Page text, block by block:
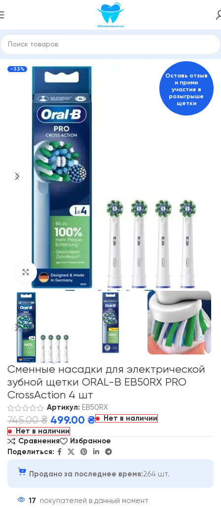
Главная Насадки для зубной щетки и ирригатора ORAL-B
-33%
Click to enlarge
Оставь отзыв
и прими
участие в
розыгрыше
щетки
Сменные насадки для электрической
зубной щетки ORAL-B EB50RX PRO
CrossAction 4 шт
Артикул: EB50RX
745.00₴ 499.00 ₴
Нет в наличии
Нет в наличии
Сравнения
Избранное
Поделиться:
Продано за последнее время:264 шт.
17
покупателей в данный момент